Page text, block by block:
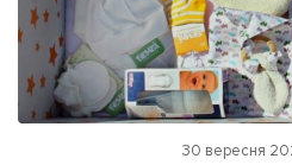
30 вересня